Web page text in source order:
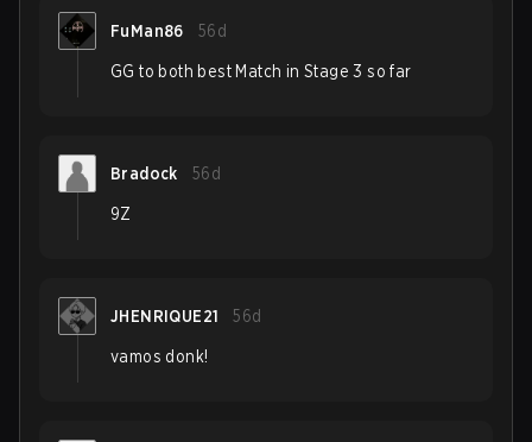
FuMan86 56d
GG to both best Match in Stage 3 so far
Bradock 56d
9Z
JHENRIQUE21 56d
vamos donk!